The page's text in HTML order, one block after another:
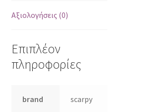
Αξιολογήσεις (0)
Επιπλέον
πληροφορίες
brand scarpy